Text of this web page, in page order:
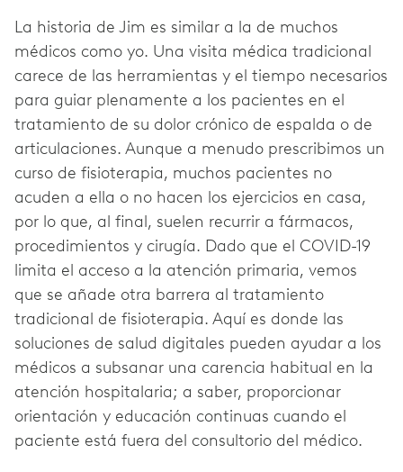
La historia de Jim es similar a la de muchos
médicos como yo. Una visita médica tradicional
carece de las herramientas y el tiempo necesarios
para guiar plenamente a los pacientes en el
tratamiento de su dolor crónico de espalda o de
articulaciones. Aunque a menudo prescribimos un
curso de fisioterapia, muchos pacientes no
acuden a ella o no hacen los ejercicios en casa,
por lo que, al final, suelen recurrir a fármacos,
procedimientos y cirugía. Dado que el COVID-19
limita el acceso a la atención primaria, vemos
que se añade otra barrera al tratamiento
tradicional de fisioterapia. Aquí es donde las
soluciones de salud digitales pueden ayudar a los
médicos a subsanar una carencia habitual en la
atención hospitalaria; a saber, proporcionar
orientación y educación continuas cuando el
paciente está fuera del consultorio del médico.